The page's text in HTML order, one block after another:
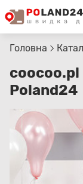
Головна
coocoo.pl
Poland24